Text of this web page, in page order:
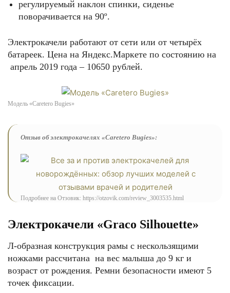
регулируемый наклон спинки, сиденье
поворачивается на 90º.
Электрокачели работают от сети или от четырёх
батареек. Цена на Яндекс.Маркете по состоянию на
апрель 2019 года – 10650 рублей.
Модель «Caretero Bugies»
Отзыв об электрокачелях «Caretero Bugies»:
Подробнее на Отзовик: https://otzovik.com/review_3003535.html
Электрокачели «Graco Silhouette»
Л-образная конструкция рамы с нескользящими
ножками рассчитана на вес малыша до 9 кг и
возраст от рождения. Ремни безопасности имеют 5
точек фиксации.